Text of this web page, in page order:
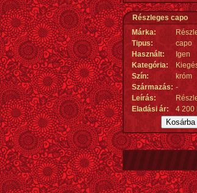
Részleges capo
Márka:
Tipus:
capo
Használt:
Igen
Kategória:
Szín:
króm
Származás: -
Leírás:
Eladási ár:
4 200